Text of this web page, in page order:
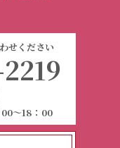
せください
00～18：00